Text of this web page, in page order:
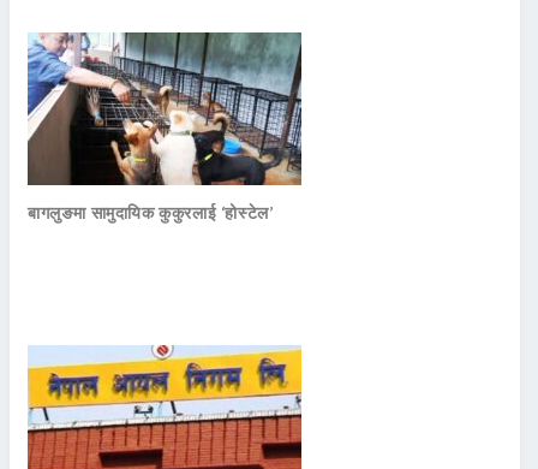
बागलुङमा सामुदायिक कुकुरलाई ‘होस्टेल’